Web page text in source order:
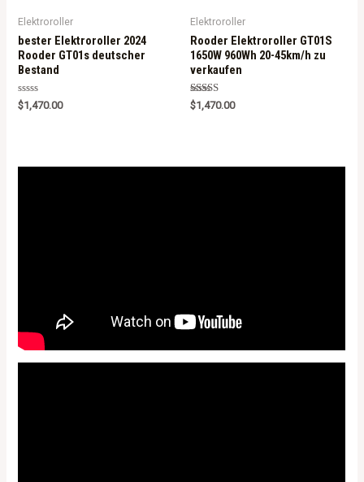
Elektroroller
bester Elektroroller 2024
Rooder GT01s deutscher
Bestand
R
a
$1,470.00
Elektroroller
Rooder Elektroroller GT01S
1650W 960Wh 20-45km/h zu
verkaufen
Rated
5.00
$1,470.00